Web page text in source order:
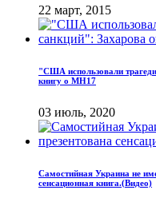
22 март, 2015
"США использовали
книгу о MH17
03 июль, 2020
Самостийная Украина не
сенсационная книга.(Видео)